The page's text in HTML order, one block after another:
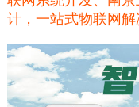
计，一站式物联网解